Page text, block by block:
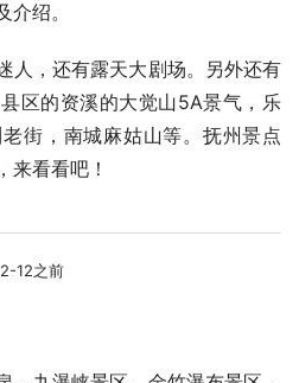
绍。
人，还有露天大剧场。另外还有
区的资溪的大觉山5A景气，乐
街，南城麻姑山等。抚州景点
来看看吧！
12之前